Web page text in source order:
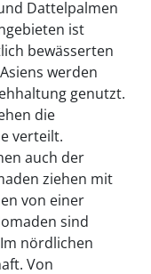
Dattelpalmen
ist
bewässerten
werden
genutzt.
die
verteilt.
auch der
ziehen mit
von einer
sind
nördlichen
Von